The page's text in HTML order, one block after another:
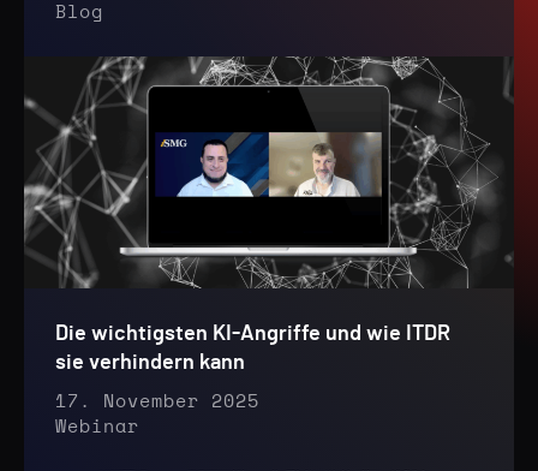
Blog
Die wichtigsten KI-Angriffe und wie ITDR
sie verhindern kann
17. November 2025
Webinar